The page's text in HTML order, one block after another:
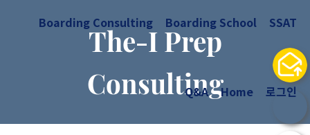
Boarding Consulting Boarding School SSAT
Q&A Home 로그인
The-I Prep
Consulting